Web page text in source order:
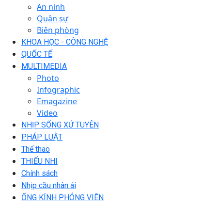
An ninh
Quân sự
Biên phòng
KHOA HỌC - CÔNG NGHỆ
QUỐC TẾ
MULTIMEDIA
Photo
Infographic
Emagazine
Video
NHỊP SỐNG XỨ TUYÊN
PHÁP LUẬT
Thể thao
THIẾU NHI
Chính sách
Nhịp cầu nhân ái
ỐNG KÍNH PHÓNG VIÊN